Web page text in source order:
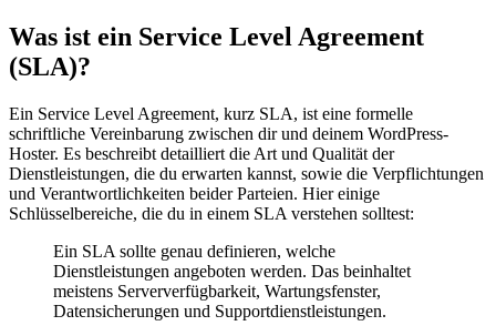
Was ist ein Service Level Agreement
(SLA)?
Ein Service Level Agreement, kurz SLA, ist eine formelle
schriftliche Vereinbarung zwischen dir und deinem WordPress-
Hoster. Es beschreibt detailliert die Art und Qualität der
Dienstleistungen, die du erwarten kannst, sowie die Verpflichtungen
und Verantwortlichkeiten beider Parteien. Hier einige
Schlüsselbereiche, die du in einem SLA verstehen solltest:
Ein SLA sollte genau definieren, welche
Dienstleistungen angeboten werden. Das beinhaltet
meistens Serververfügbarkeit, Wartungsfenster,
Datensicherungen und Supportdienstleistungen.